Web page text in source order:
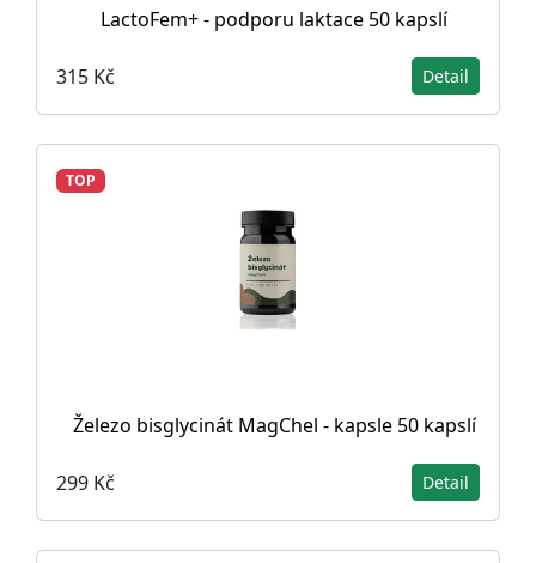
LactoFem+ - podporu laktace 50 kapslí
315 Kč Detail
TOP
Železo bisglycinát MagChel - kapsle 50 kapslí
299 Kč Detail